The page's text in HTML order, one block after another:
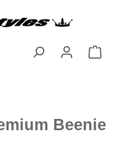
Beenie